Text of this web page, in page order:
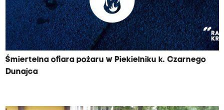
Śmiertelna ofiara pożaru w Piekielniku k. Czarnego
Dunajca